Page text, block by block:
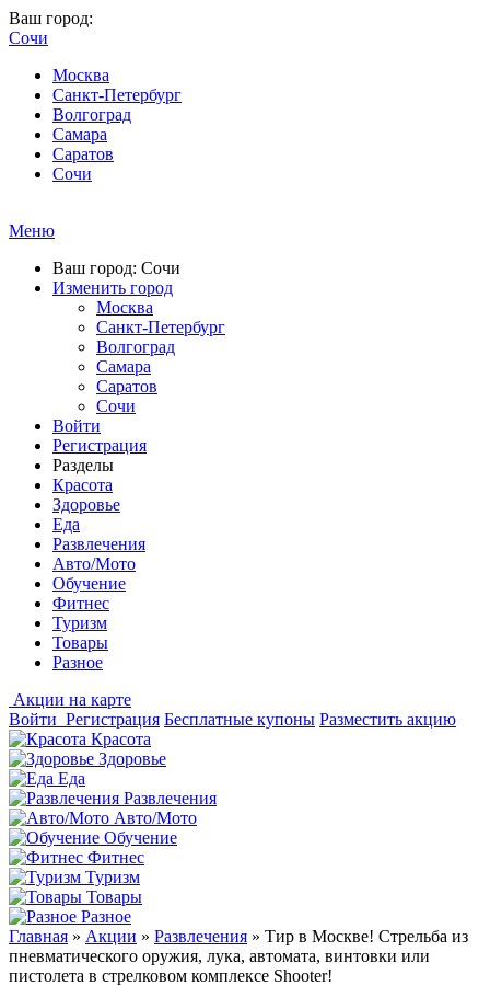
Ваш город:
Сочи
Москва
Санкт-Петербург
Волгоград
Самара
Саратов
Сочи
Меню
Ваш город: Сочи
Изменить город
Москва
Санкт-Петербург
Волгоград
Самара
Саратов
Сочи
Войти
Регистрация
Разделы
Красота
Здоровье
Еда
Развлечения
Авто/Мото
Обучение
Фитнес
Туризм
Товары
Разное
Акции на карте
Войти Регистрация Бесплатные купоны Разместить акцию
Красота
Здоровье
Еда
Развлечения
Авто/Мото
Обучение
Фитнес
Туризм
Товары
Разное
Главная » Акции » Развлечения » Тир в Москве! Стрельба из
пневматического оружия, лука, автомата, винтовки или
пистолета в стрелковом комплексе Shooter!